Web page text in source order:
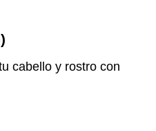
cabello y rostro con
cantidad